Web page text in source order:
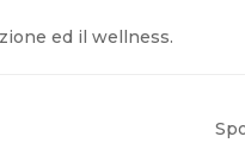
ed il wellness.